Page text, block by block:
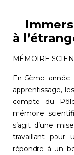
à
MÉMOIRE
En 5ème année
apprentissage,
compte du
mémoire
s’agit d’une
travaillant pour
répondre à un